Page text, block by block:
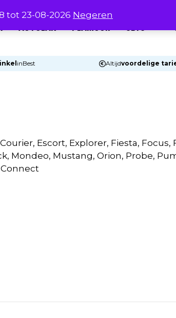
tot 23-08-2026 Negeren
AUTOLAK PLAMUUR SETS
inBest Altijdvoordelige
Escort, Explorer, Fiesta, Focus,
Mondeo, Mustang, Orion, Probe,
Connect